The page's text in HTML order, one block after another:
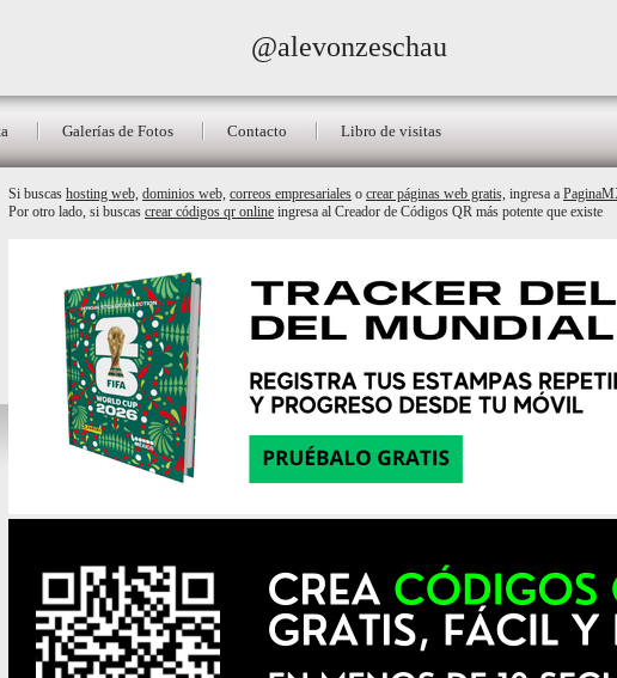
@alevonzeschau
Galerías de Fotos Contacto Libro de visitas
Si buscas hosting web, dominios web, correos empresariales o crear páginas web gratis, ingresa a
Por otro lado, si buscas crear códigos qr online ingresa al Creador de Códigos QR más potente que existe